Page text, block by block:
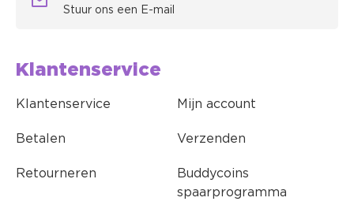
Stuur ons een E-mail
Klantenservice
Klantenservice Mijn account
Betalen Verzenden
Retourneren
Buddycoins
spaarprogramma